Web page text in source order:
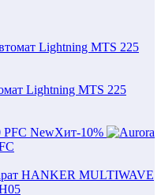
Lightning MTS 225
NewХит-10%